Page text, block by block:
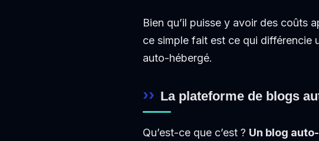
Bien qu’il puisse y avoir des coûts
ce simple fait est ce qui différencie
auto-hébergé.
La plateforme de blogs
Qu’est-ce que c’est ? Un blog